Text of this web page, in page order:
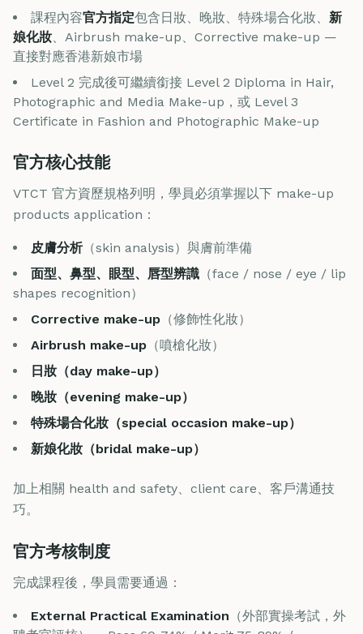
課程內容官方指定包含日妝、晚妝、特殊場合化妝、 新
娘化妝 、Airbrush make-up、Corrective make-up —
直接對應香港新娘市場
Level 2 完成後可繼續銜接 Level 2 Diploma in Hair,
Photographic and Media Make-up，或 Level 3
Certificate in Fashion and Photographic Make-up
官方核心技能
VTCT 官方資歷規格列明，學員必須掌握以下 make-up
products application：
皮膚分析（skin analysis）與膚前準備
面型、鼻型、眼型、唇型辨識 （face / nose / eye / lip
shapes recognition）
Corrective make-up （修飾性化妝）
Airbrush make-up （噴槍化妝）
日妝（day make-up）
晚妝（evening make-up）
特殊場合化妝（special occasion make-up）
新娘化妝（bridal make-up）
加上相關 health and safety、client care、客戶溝通技
巧。
官方考核制度
完成課程後，學員需要通過：
External Practical Examination （外部實操考試，外